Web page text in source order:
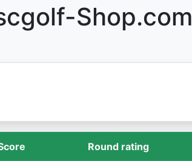
Shop.com
Round rating